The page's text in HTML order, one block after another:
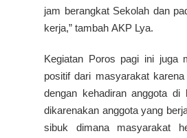
jam berangkat Sekolah dan
kerja,” tambah AKP Lya.
Kegiatan Poros pagi ini juga
positif dari masyarakat
dengan kehadiran anggota di
dikarenakan anggota yang
sibuk dimana masyarakat